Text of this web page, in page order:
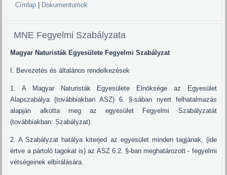
Jelenlegi hely
Címlap| Dokumentumok
MNE Fegyelmi Szabályzata
Magyar Naturisták Egyesülete Fegyelmi Szabályzat
I. Bevezetés és általános rendelkezések
1. A Magyar Naturisták Egyesülete Elnöksége az Egyesület
Alapszabálya (továbbiakban ASZ) 6. §-sában nyert felhatalmazás
alapján alkotta meg az egyesület Fegyelmi Szabályzatát
(továbbiakban: Szabályzat).
2. A Szabályzat hatálya kiterjed az egyesület minden tagjának, (ide
értve a pártoló tagokat is) az ASZ 6.2. §-ban meghatározott - fegyelmi
vétségeinek elbírálására.